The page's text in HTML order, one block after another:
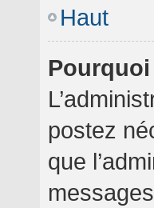
Haut
postez
que